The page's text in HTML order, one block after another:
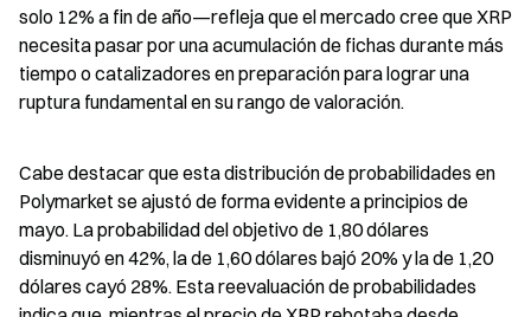
solo 12% a fin de año—refleja que el mercado cree que XRP
necesita pasar por una acumulación de fichas durante más
tiempo o catalizadores en preparación para lograr una
ruptura fundamental en su rango de valoración.
Cabe destacar que esta distribución de probabilidades en
Polymarket se ajustó de forma evidente a principios de
mayo. La probabilidad del objetivo de 1,80 dólares
disminuyó en 42%, la de 1,60 dólares bajó 20% y la de 1,20
dólares cayó 28%. Esta reevaluación de probabilidades